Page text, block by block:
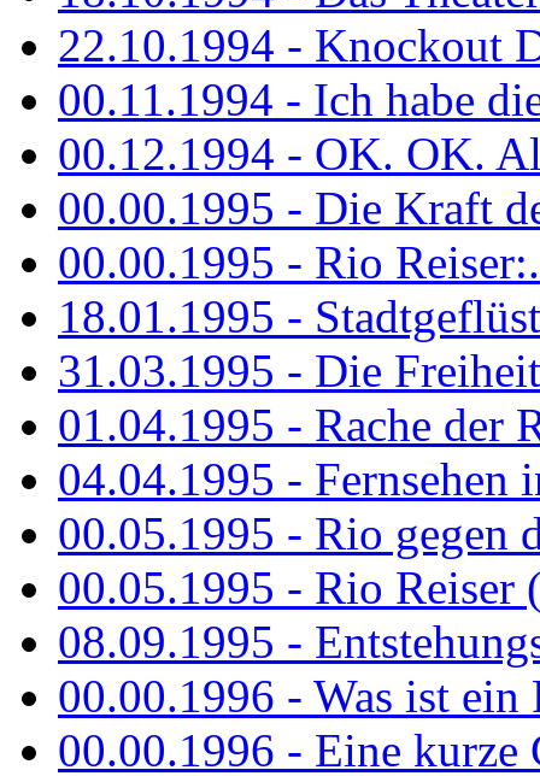
22.10.1994 - Knockout
00.11.1994 - Ich habe
00.12.1994 - OK. OK.
00.00.1995 - Die Kraft
00.00.1995 - Rio
18.01.1995 -
31.03.1995 - Die
01.04.1995 - Rache der
04.04.1995 - Fernsehen
00.05.1995 - Rio gegen
00.05.1995 - Rio Reiser
08.09.1995 -
00.00.1996 - Was ist ein
00.00.1996 - Eine kurze